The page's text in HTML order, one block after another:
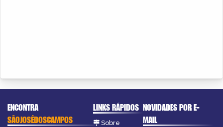
ENCONTRA
SÃOJOSÉDOSCAMPOS
LINKS RÁPIDOS
Sobre
NOVIDADES POR E-
MAIL